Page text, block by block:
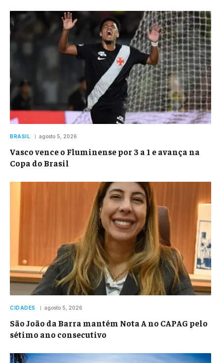
BRASIL agosto 5, 2026
Vasco vence o Fluminense por 3 a 1 e avança na
Copa do Brasil
CIDADES agosto 5, 2026
São João da Barra mantém Nota A no CAPAG pelo
sétimo ano consecutivo